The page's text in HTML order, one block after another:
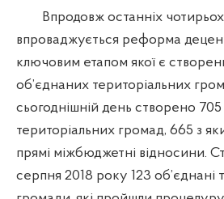
Впродовж останніх чотирьох
впроваджується реформа
ключовим етапом якої є
об’єднаних територіальних
сьогоднішній день створено
територіальних громад, 665 з
прямі міжбюджетні відносини.
серпня 2018 року 123 об’єднані